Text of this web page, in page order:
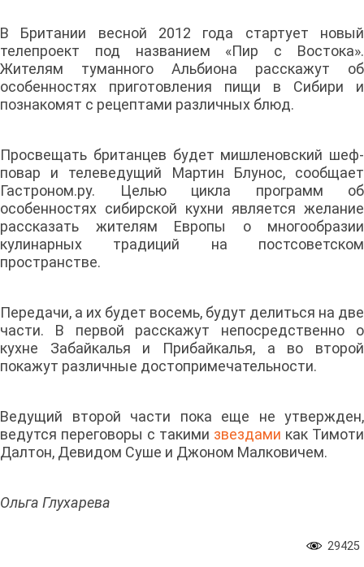
В Британии весной 2012 года стартует новый
телепроект под названием «Пир с Востока».
Жителям туманного Альбиона расскажут об
особенностях приготовления пищи в Сибири и
познакомят с рецептами различных блюд.
Просвещать британцев будет мишленовский шеф-
повар и телеведущий Мартин Блунос, сообщает
Гастроном.ру. Целью цикла программ об
особенностях сибирской кухни является желание
рассказать жителям Европы о многообразии
кулинарных традиций на постсоветском
пространстве.
Передачи, а их будет восемь, будут делиться на две
части. В первой расскажут непосредственно о
кухне Забайкалья и Прибайкалья, а во второй
покажут различные достопримечательности.
Ведущий второй части пока еще не утвержден,
ведутся переговоры с такими звездами как Тимоти
Далтон, Девидом Суше и Джоном Малковичем.
Ольга Глухарева
29425